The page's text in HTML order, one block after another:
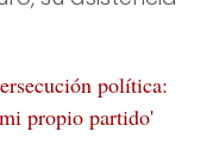
política:
propio partido'